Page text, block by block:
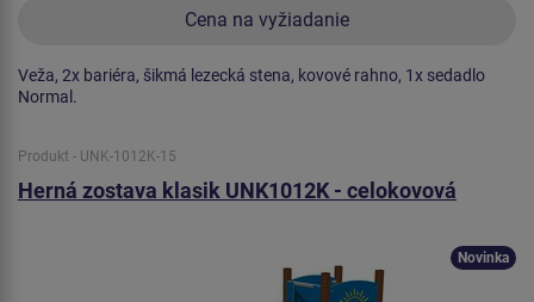
Cena na vyžiadanie
Veža, 2x bariéra, šikmá lezecká stena, kovové rahno, 1x sedadlo
Normal.
Produkt - UNK-1012K-15
Herná zostava klasik UNK1012K - celokovová
Novinka